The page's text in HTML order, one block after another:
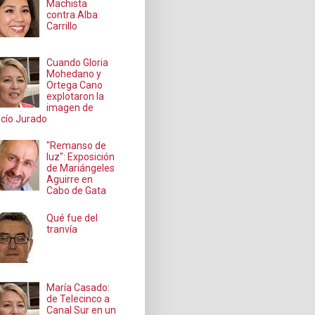
Machista
contra Alba
Carrillo
Cuando Gloria
Mohedano y
Ortega Cano
explotaron la
imagen de
Jurado
"Remanso de
luz": Exposición
de Mariángeles
Aguirre en
Cabo de Gata
Qué fue del
tranvía
María Casado:
de Telecinco a
Canal Sur en un